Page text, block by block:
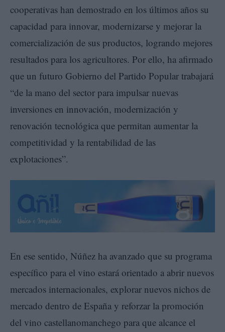
cooperativas han demostrado en los últimos años su
capacidad para innovar, modernizarse y mejorar la
comercialización de sus productos, logrando mejores
resultados para los agricultores. Por ello, ha afirmado
que un futuro Gobierno del Partido Popular trabajará
“de la mano del sector para impulsar nuevas
inversiones en innovación, modernización y
renovación tecnológica que permitan aumentar la
competitividad y la rentabilidad de las
explotaciones”.
En ese sentido, Núñez ha avanzado que su programa
específico para el vino estará orientado a abrir nuevos
mercados internacionales, explorar nuevos nichos de
mercado dentro de España y reforzar la promoción
del vino castellanomanchego para que alcance el